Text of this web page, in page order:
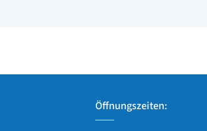
Öffnungszeiten: